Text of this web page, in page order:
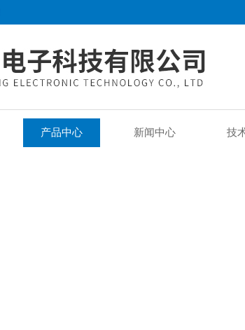
产品中心 新闻中心 技